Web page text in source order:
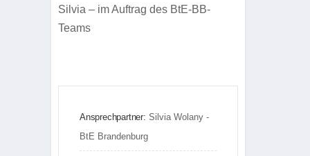
Sil­via – im Auf­trag des BtE-BB-
Teams
Ansprechpartner: Silvia Wolany -
BtE Brandenburg